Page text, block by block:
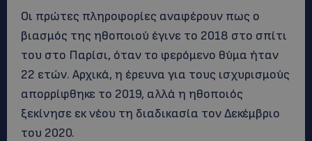
Οι πρώτες πληροφορίες αναφέρουν πως ο
βιασμός της ηθοποιού έγινε το 2018 στο σπίτι
του στο Παρίσι, όταν το φερόμενο θύμα ήταν
22 ετών. Αρχικά, η έρευνα για τους ισχυρισμούς
απορρίφθηκε το 2019, αλλά η ηθοποιός
ξεκίνησε εκ νέου τη διαδικασία τον Δεκέμβριο
του 2020.